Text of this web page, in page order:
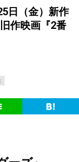
日（金）新作
作映画『2番